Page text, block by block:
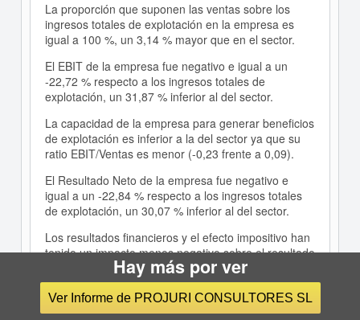
La proporción que suponen las ventas sobre los
ingresos totales de explotación en la empresa es
igual a 100 %, un 3,14 % mayor que en el sector.
El EBIT de la empresa fue negativo e igual a un
-22,72 % respecto a los ingresos totales de
explotación, un 31,87 % inferior al del sector.
La capacidad de la empresa para generar beneficios
de explotación es inferior a la del sector ya que su
ratio EBIT/Ventas es menor (-0,23 frente a 0,09).
El Resultado Neto de la empresa fue negativo e
igual a un -22,84 % respecto a los ingresos totales
de explotación, un 30,07 % inferior al del sector.
Los resultados financieros y el efecto impositivo han
tenido un impacto menos negativo sobre el resultado
neto en la empresa que en el sector.
Hay más por ver
Ver Informe de PROJURI CONSULTORES SL